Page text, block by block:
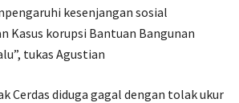
kesenjangan sosial
Kasus korupsi Bantuan Bangunan
tukas Agustian
Cerdas diduga gagal dengan tolak ukur